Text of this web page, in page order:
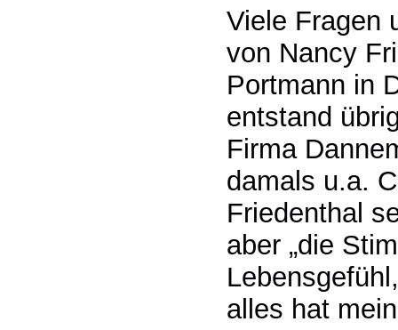
Viele Fragen
von Nancy
Portmann in
entstand
Firma
damals u.a.
Friedenthal
aber „die
alles hat